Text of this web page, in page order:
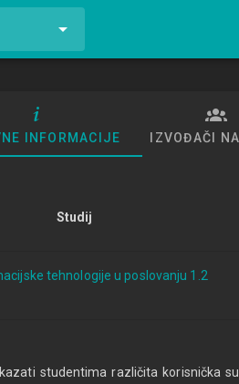
INFORMACIJE IZVOĐAČI
Studij
tehnologije u poslovanju 1.2
studentima različita korisnička